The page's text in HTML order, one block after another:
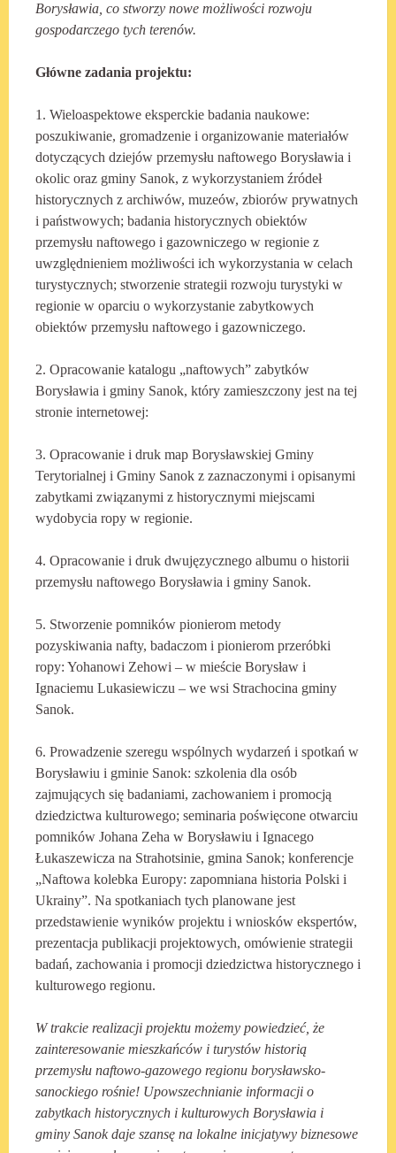
Borysławia , co stworzy nowe możliwości rozwoju
gospodarczego tych terenów.
Główne zadania projektu:
1. Wieloaspektowe eksperckie badania naukowe:
poszukiwanie, gromadzenie i organizowanie materiałów
dotyczących dziejów przemysłu naftowego Borysławia i
okolic oraz gminy Sanok, z wykorzystaniem źródeł
historycznych z archiwów, muzeów, zbiorów prywatnych
i państwowych; badania historycznych obiektów
przemysłu naftowego i gazowniczego w regionie z
uwzględnieniem możliwości ich wykorzystania w celach
turystycznych; stworzenie strategii rozwoju turystyki w
regionie w oparciu o wykorzystanie zabytkowych
obiektów przemysłu naftowego i gazowniczego.
2. Opracowanie katalogu „naftowych” zabytków
Borysławia i gminy Sanok, który zamieszczony jest na tej
stronie internetowej:
3. Opracowanie i druk map Borysławskiej Gminy
Terytorialnej i Gminy Sanok z zaznaczonymi i opisanymi
zabytkami związanymi z historycznymi miejscami
wydobycia ropy w regionie.
4. Opracowanie i druk dwujęzycznego albumu o historii
przemysłu naftowego Borysławia i gminy Sanok.
5. Stworzenie pomników pionierom metody
pozyskiwania nafty, badaczom i pionierom przeróbki
ropy: Yohanowi Zehowi – w mieście Borysław i
Ignaciemu Lukasiewiczu – we wsi Strachocina gminy
Sanok.
6. Prowadzenie szeregu wspólnych wydarzeń i spotkań w
Borysławiu i gminie Sanok: szkolenia dla osób
zajmujących się badaniami, zachowaniem i promocją
dziedzictwa kulturowego; seminaria poświęcone otwarciu
pomników Johana Zeha w Borysławiu i Ignacego
Łukaszewicza na Strahotsinie, gmina Sanok; konferencje
„Naftowa kolebka Europy: zapomniana historia Polski i
Ukrainy”. Na spotkaniach tych planowane jest
przedstawienie wyników projektu i wniosków ekspertów,
prezentacja publikacji projektowych, omówienie strategii
badań, zachowania i promocji dziedzictwa historycznego i
kulturowego regionu.
W trakcie realizacji projektu możemy powiedzieć, że
zainteresowanie mieszkańców i turystów historią
przemysłu naftowo-gazowego regionu borysławsko-
sanockiego rośnie! Upowszechnianie informacji o
zabytkach historycznych i kulturowych Borysławia i
gminy Sanok daje szansę na lokalne inicjatywy biznesowe